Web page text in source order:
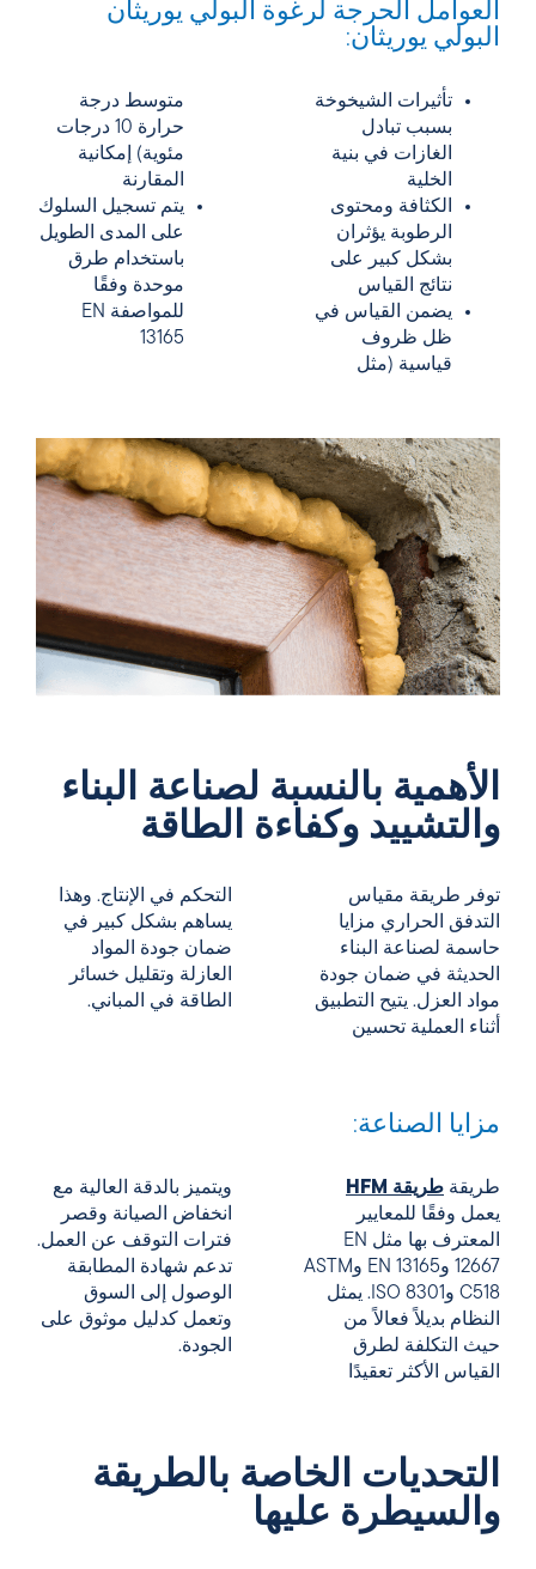
العوامل الحرجة لرغوة البولي يوريثان
البولي يوريثان:
تأثيرات الشيخوخة
بسبب تبادل
الغازات في بنية
الخلية
الكثافة ومحتوى
الرطوبة يؤثران
بشكل كبير على
نتائج القياس
يضمن القياس في
ظل ظروف
قياسية (مثل
متوسط درجة
حرارة 10 درجات
مئوية) إمكانية
المقارنة
يتم تسجيل السلوك
على المدى الطويل
باستخدام طرق
موحدة وفقًا
للمواصفة EN
13165
الأهمية بالنسبة لصناعة البناء
والتشييد وكفاءة الطاقة
توفر طريقة مقياس
التدفق الحراري مزايا
حاسمة لصناعة البناء
الحديثة في ضمان جودة
مواد العزل. يتيح التطبيق
أثناء العملية تحسين
التحكم في الإنتاج. وهذا
يساهم بشكل كبير في
ضمان جودة المواد
العازلة وتقليل خسائر
الطاقة في المباني.
مزايا الصناعة:
طريقة طريقة HFM
يعمل وفقًا للمعايير
المعترف بها مثل EN
12667 وEN 13165 وASTM
C518 وISO 8301. يمثل
النظام بديلاً فعالاً من
حيث التكلفة لطرق
القياس الأكثر تعقيدًا
ويتميز بالدقة العالية مع
انخفاض الصيانة وقصر
فترات التوقف عن العمل.
تدعم شهادة المطابقة
الوصول إلى السوق
وتعمل كدليل موثوق على
الجودة.
التحديات الخاصة بالطريقة
والسيطرة عليها